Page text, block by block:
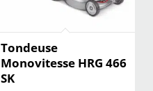
Tondeuse
Monovitesse HRG 466
SK